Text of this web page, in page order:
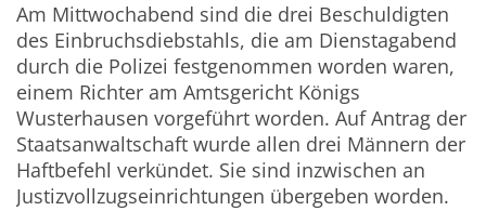
Am Mittwochabend sind die drei Beschuldigten
des Einbruchsdiebstahls, die am Dienstagabend
durch die Polizei festgenommen worden waren,
einem Richter am Amtsgericht Königs
Wusterhausen vorgeführt worden. Auf Antrag der
Staatsanwaltschaft wurde allen drei Männern der
Haftbefehl verkündet. Sie sind inzwischen an
Justizvollzugseinrichtungen übergeben worden.